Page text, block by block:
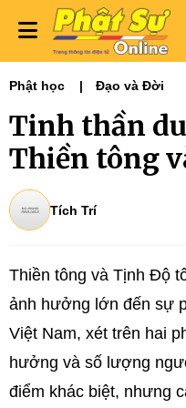
Phật học Đạo và Đời
Tinh thần
Thiền tông
Tích Trí
Thiền tông và Tịnh Độ
ảnh hưởng lớn đến sự
Việt Nam, xét trên hai
hưởng và số lượng
điểm khác biệt, nhưng